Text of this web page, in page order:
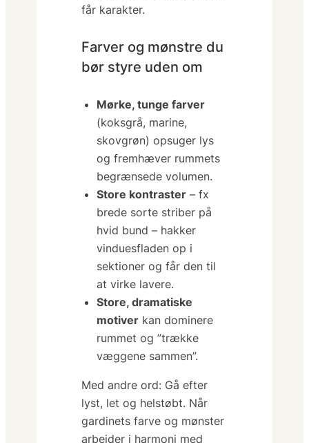
får karakter.
Farver og mønstre du
bør styre uden om
Mørke, tunge farver
(koksgrå, marine,
skovgrøn) opsuger lys
og fremhæver rummets
begrænsede volumen.
Store kontraster – fx
brede sorte striber på
hvid bund – hakker
vinduesfladen op i
sektioner og får den til
at virke lavere.
Store, dramatiske
motiver kan dominere
rummet og ”trække
væggene sammen”.
Med andre ord: Gå efter
lyst, let og helstøbt. Når
gardinets farve og mønster
arbejder i harmoni med